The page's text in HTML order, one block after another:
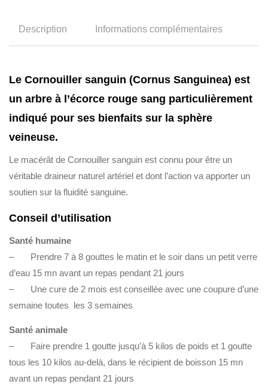
Description Informations complémentaires
Le Cornouiller sanguin (Cornus Sanguinea) est
un arbre à l’écorce rouge sang particulièrement
indiqué pour ses bienfaits sur la sphère
veineuse.
Le macérât de Cornouiller sanguin est connu pour être un
véritable draineur naturel artériel et dont l’action va apporter un
soutien sur la fluidité sanguine.
Conseil d’utilisation
Santé humaine
– Prendre 7 à 8 gouttes le matin et le soir dans un petit verre
d’eau 15 mn avant un repas pendant 21 jours
– Une cure de 2 mois est conseillée avec une coupure d’une
semaine toutes les 3 semaines
Santé animale
– Faire prendre 1 goutte jusqu’à 5 kilos de poids et 1 goutte
tous les 10 kilos au-delà, dans le récipient de boisson 15 mn
avant un repas pendant 21 jours